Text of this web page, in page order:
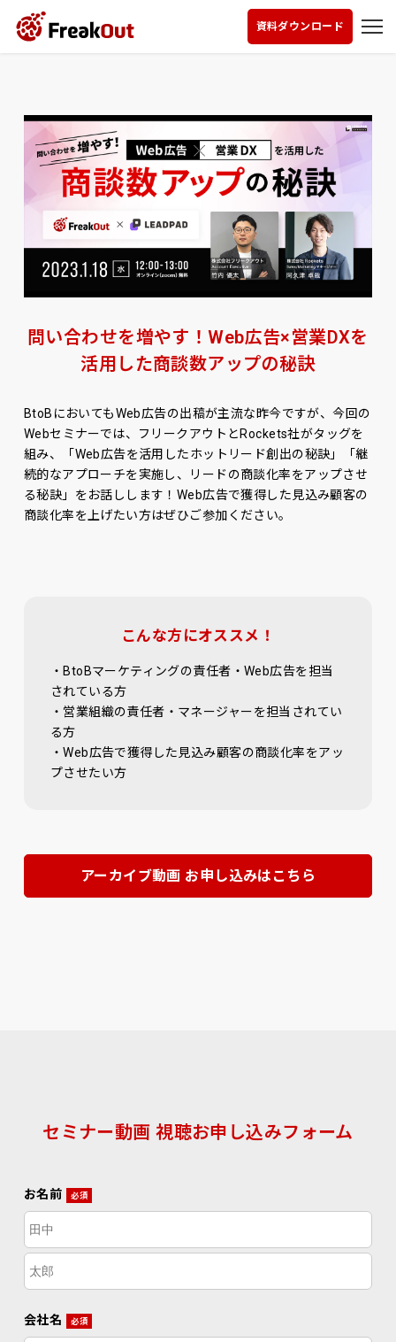
資料ダウンロード
問い合わせを増やす！Web広告×営業DXを
活用した商談数アップの秘訣
BtoBにおいてもWeb広告の出稿が主流な昨今ですが、今回の
Webセミナーでは、フリークアウトとRockets社がタッグを
組み、「Web広告を活用したホットリード創出の秘訣」「継
続的なアプローチを実施し、リードの商談化率をアップさせ
る秘訣」をお話しします！Web広告で獲得した見込み顧客の
商談化率を上げたい方はぜひご参加ください。
こんな方にオススメ！
・BtoBマーケティングの責任者・Web広告を担当
されている方
・営業組織の責任者・マネージャーを担当されてい
る方
・Web広告で獲得した見込み顧客の商談化率をアッ
プさせたい方
アーカイブ動画 お申し込みはこちら
セミナー動画 視聴お申し込みフォーム
お名前 必須
会社名 必須